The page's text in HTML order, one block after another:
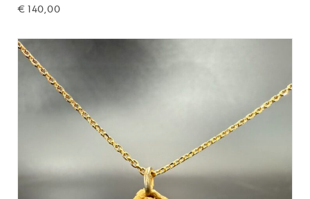
€140,00